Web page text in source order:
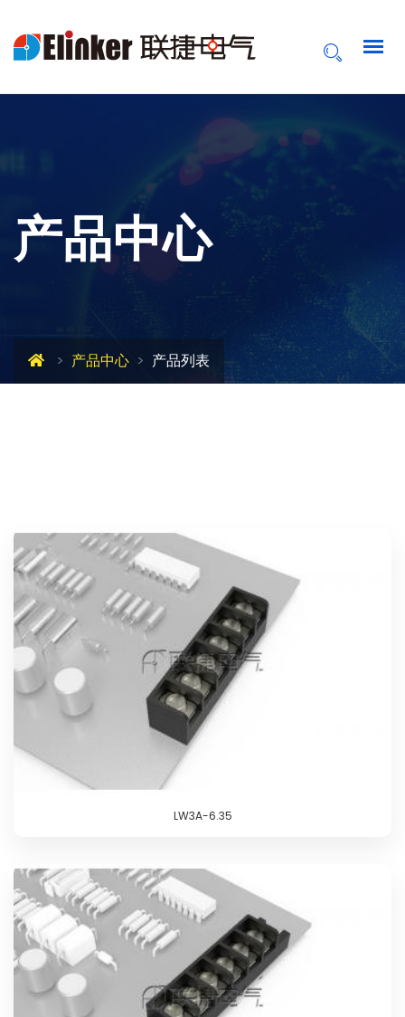
产品中心
产品中心 产品列表
LW3A-6.35